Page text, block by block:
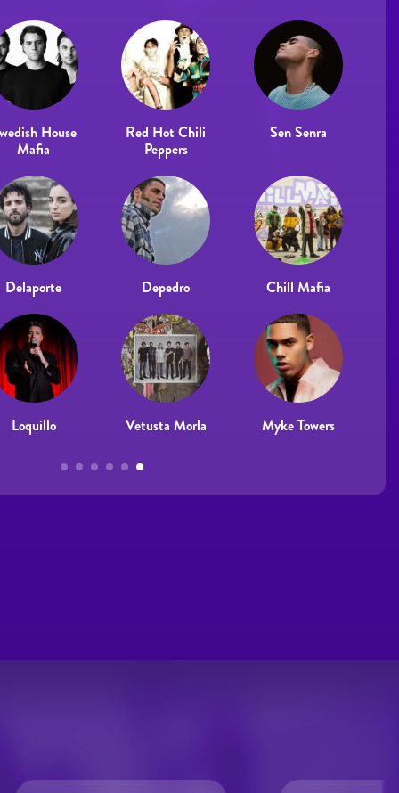
House
Mafia
Red Hot Chili
Peppers
Sen Senra
Delaporte Depedro Chill Mafia
Loquillo Vetusta Morla Myke Towers